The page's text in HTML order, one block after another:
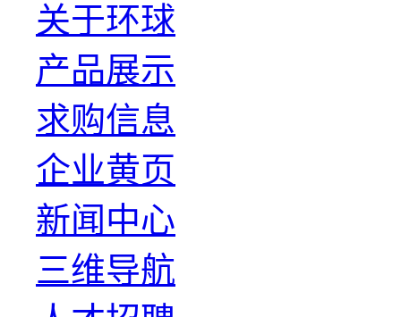
关于环球
产品展示
求购信息
企业黄页
新闻中心
三维导航